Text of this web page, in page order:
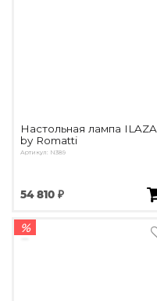
Настольная лампа ILAZA
by Romatti
Артикул: N389
54 810 ₽
%